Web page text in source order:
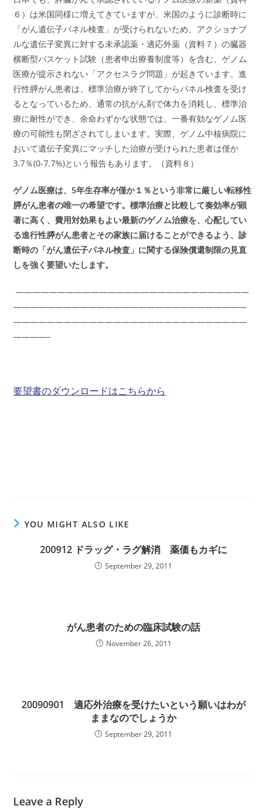
６）は米国同様に増えてきていますが、米国のように診断時に
「がん遺伝子パネル検査」が受けられないため、アクショナブ
ルな遺伝子変異に対する未承認薬・適応外薬（資料７）の臓器
横断型バスケット試験（患者申出療養制度等）を含む、ゲノム
医療が提示されない「アクセスラグ問題」が起きています。進
行性膵がん患者は、標準治療が終了してからパネル検査を受け
るとなっているため、通常の抗がん剤で体力を消耗し、標準治
療に耐性ができ、余命わずかな状態では、一番有効なゲノム医
療の可能性も閉ざされてしまいます。実際、ゲノム中核病院に
おいて遺伝子変異にマッチした治療が受けられた患者は僅か
3.7％(0-7.7%)という報告もあります。（資料８）
ゲノム医療は、5年生存率が僅か１％という非常に厳しい転移性
膵がん患者の唯一の希望です。標準治療と比較して奏効率が顕
著に高く、費用対効果もよい最新のゲノム治療を、心配してい
る進行性膵がん患者とその家族に届けることができるよう、診
断時の「がん遺伝子パネル検査」に関する保険償還制限の見直
しを強く要望いたします。
————————————————————————————
————————————————————————————
————————————————————————————
————–
要望書のダウンロードはこちらから
YOU MIGHT ALSO LIKE
200912 ドラッグ・ラグ解消 薬価もカギに
September 29, 2011
がん患者のための臨床試験の話
November 26, 2011
20090901 適応外治療を受けたいという願いはわが
ままなのでしょうか
September 29, 2011
Leave a Reply